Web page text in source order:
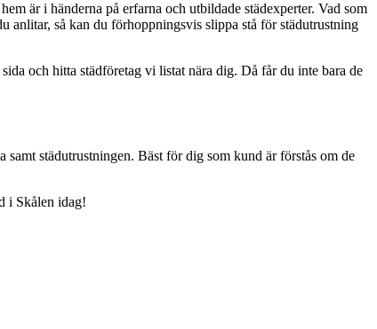
är i händerna på erfarna och utbildade städexperter. Vad som
anlitar, så kan du förhoppningsvis slippa stå för städutrustning
och hitta städföretag vi listat nära dig. Då får du inte bara de
städutrustningen. Bäst för dig som kund är förstås om de
i Skålen idag!